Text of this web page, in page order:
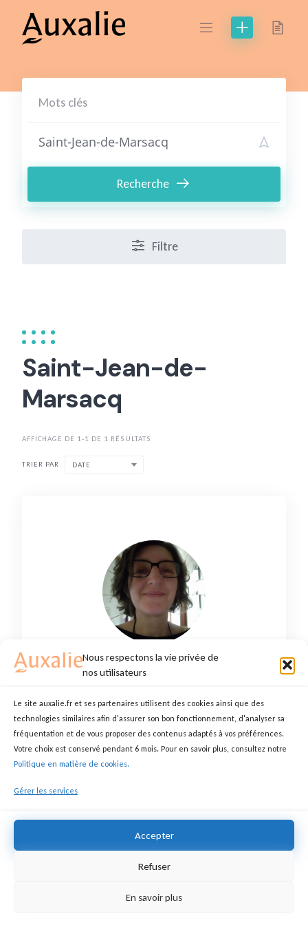
Nous respectons la vie privée de
nos utilisateurs
Le site auxalie.fr et ses partenaires utilisent des cookies ainsi que des
technologies similaires afin d'assurer son bon fonctionnement, d'analyser sa
fréquentation et de vous proposer des contenus adaptés à vos préférences.
Votre choix est conservé pendant 6 mois. Pour en savoir plus, consultez notre
Politique en matière de cookies.
Gérer les services
Accepter
Refuser
En savoir plus
content
Recherche
Filtre
Saint-Jean-de-
Marsacq
AFFICHAGE DE 1-1 DE 1 RÉSULTATS
TRIER PAR DATE
Karine B.
MEMBRE DEPUIS 25 FÉVRIER 2025
Service(s) proposé(s) : Repas, Démarches
administratives, Courses, Chauffeur,
Gouvernante/Dame de nuit